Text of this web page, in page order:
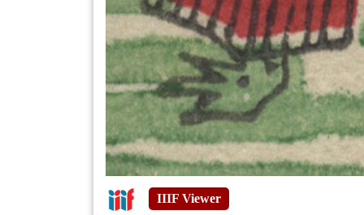
IIIF Viewer